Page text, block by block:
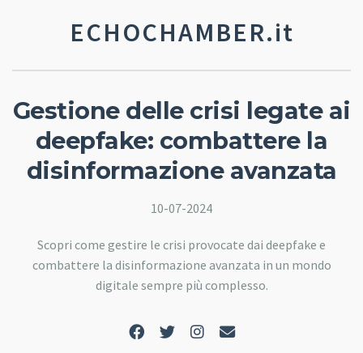
ECHOCHAMBER.it
Gestione delle crisi legate ai
deepfake: combattere la
disinformazione avanzata
10-07-2024
Scopri come gestire le crisi provocate dai deepfake e
combattere la disinformazione avanzata in un mondo
digitale sempre più complesso.